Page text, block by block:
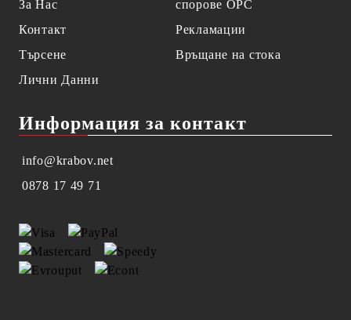
За Нас
Контакт
Търсене
Лични Данни
спорове OPC
Рекламации
Връщане на стока
Информация за контакт
info@krabov.net
0878 17 49 71